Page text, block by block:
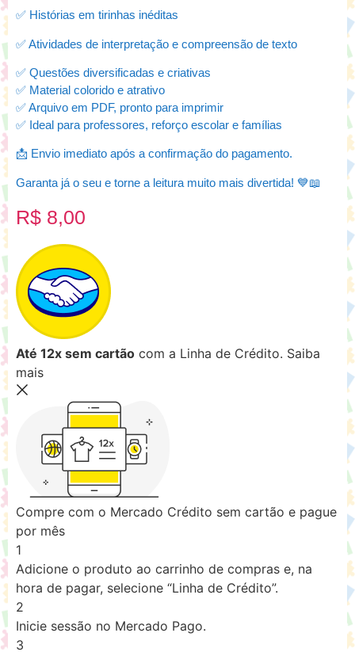
✅ Histórias em tirinhas inéditas
✅ Atividades de interpretação e compreensão de texto
✅ Questões diversificadas e criativas
✅ Material colorido e atrativo
✅ Arquivo em PDF, pronto para imprimir
✅ Ideal para professores, reforço escolar e famílias
📩 Envio imediato após a confirmação do pagamento.
Garanta já o seu e torne a leitura muito mais divertida! 💙📖
R$ 8,00
Até 12x sem cartão com a Linha de Crédito. Saiba
mais
Compre com o Mercado Crédito sem cartão e pague
por mês
1
Adicione o produto ao carrinho de compras e, na
hora de pagar, selecione “Linha de Crédito”.
2
Inicie sessão no Mercado Pago.
3